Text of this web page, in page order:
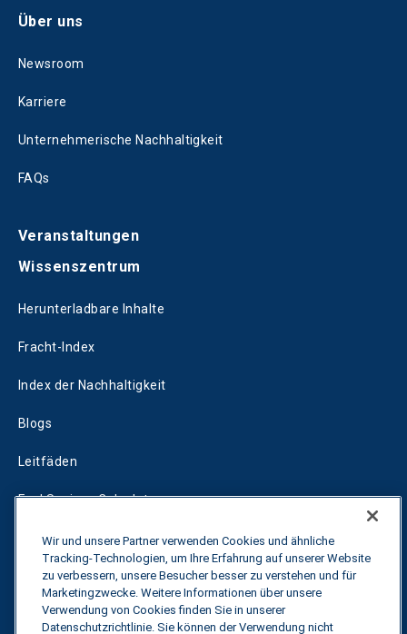
Über uns
Newsroom
Karriere
Unternehmerische Nachhaltigkeit
FAQs
Veranstaltungen
Wissenszentrum
Herunterladbare Inhalte
Fracht-Index
Index der Nachhaltigkeit
Blogs
Leitfäden
Fuel Savings Calculator
Rechner für die Transportoptimierung
Tarif-Tracker
Wir und unsere Partner verwenden Cookies und ähnliche
Tracking-Technologien, um Ihre Erfahrung auf unserer Website
zu verbessern, unsere Besucher besser zu verstehen und für
Marketingzwecke. Weitere Informationen über unsere
Verwendung von Cookies finden Sie in unserer
Datenschutzrichtlinie. Sie können der Verwendung nicht